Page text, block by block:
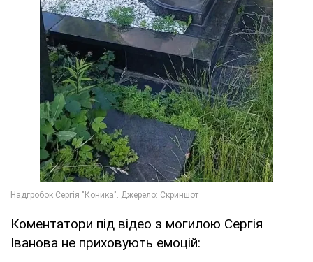
Коментатори під відео з могилою Сергія
Іванова не приховують емоцій: